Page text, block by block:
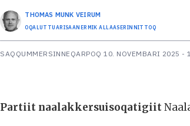
THOMAS MUNK VEIRUM
OQALUTTUARISAANERMIK ALLAASERINNITTOQ
SAQQUMMERSINNEQARPOQ 10. NOVEMBARI 2025 -
Partiit naalakkersuisoqatigiit